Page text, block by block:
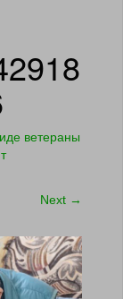
ветераны
Next →